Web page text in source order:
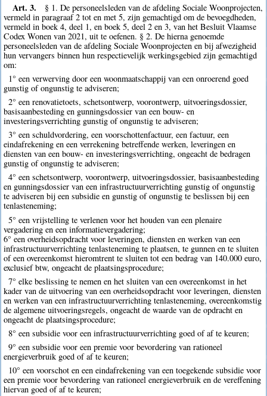
Art. 3.
§ 1. De personeelsleden van de afdeling Sociale Woonprojecten,
vermeld in paragraaf 2 tot en met 5, zijn gemachtigd om de bevoegdheden,
vermeld in boek 4, deel 1, en boek 5, deel 2 en 3, van het Besluit Vlaamse
Codex Wonen van 2021, uit te oefenen. § 2. De hierna genoemde
personeelsleden van de afdeling Sociale Woonprojecten en bij afwezigheid
hun vervangers binnen hun respectievelijk werkingsgebied zijn gemachtigd
om:
1° een verwerving door een woonmaatschappij van een onroerend goed
gunstig of ongunstig te adviseren;
2° een renovatietoets, schetsontwerp, voorontwerp, uitvoeringsdossier,
basisaanbesteding en gunningsdossier van een bouw- en
investeringsverrichting gunstig of ongunstig te adviseren;
3° een schuldvordering, een voorschottenfactuur, een factuur, een
eindafrekening en een verrekening betreffende werken, leveringen en
diensten van een bouw- en investeringsverrichting, ongeacht de bedragen
gunstig of ongunstig te adviseren;
4° een schetsontwerp, voorontwerp, uitvoeringsdossier, basisaanbesteding
en gunningsdossier van een infrastructuurverrichting gunstig of ongunstig
te adviseren bij een subsidie en gunstig of ongunstig te beslissen bij een
tenlasteneming;
5° een vrijstelling te verlenen voor het houden van een plenaire
vergadering en een informatievergadering;
6° een overheidsopdracht voor leveringen, diensten en werken van een
infrastructuurverrichting tenlasteneming te plaatsen, te gunnen en te sluiten
of een overeenkomst hieromtrent te sluiten tot een bedrag van 140.000 euro,
exclusief btw, ongeacht de plaatsingsprocedure;
7° elke beslissing te nemen en het sluiten van een overeenkomst in het
kader van de uitvoering van een overheidsopdracht voor leveringen, diensten
en werken van een infrastructuurverrichting tenlasteneming, overeenkomstig
de algemene uitvoeringsregels, ongeacht de waarde van de opdracht en
ongeacht de plaatsingsprocedure;
8° een subsidie voor een infrastructuurverrichting goed of af te keuren;
9° een subsidie voor een premie voor bevordering van rationeel
energieverbruik goed of af te keuren;
10° een voorschot en een eindafrekening van een toegekende subsidie voor
een premie voor bevordering van rationeel energieverbruik en de vereffening
hiervan goed of af te keuren;